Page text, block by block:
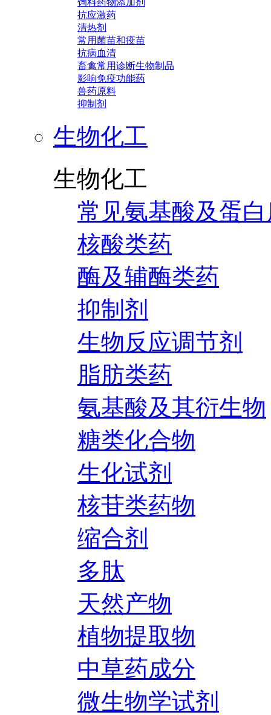
饲料药物添加剂
抗应激药
清热剂
常用菌苗和疫苗
抗病血清
畜禽常用诊断生物制品
影响免疫功能药
兽药原料
抑制剂
生物化工
生物化工
常见氨基酸及蛋
核酸类药
酶及辅酶类药
抑制剂
生物反应调节剂
脂肪类药
氨基酸及其衍生物
糖类化合物
生化试剂
核苷类药物
缩合剂
多肽
天然产物
植物提取物
中草药成分
微生物学试剂